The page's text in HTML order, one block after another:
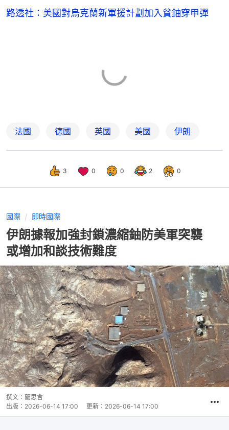
路透社：美國對烏克蘭新軍援計劃加入貧鈾穿甲彈
法國 德國 英國 美國 伊朗
3 0 0 2 0
國際 即時國際
伊朗據報加強封鎖濃縮鈾防美軍突襲
或增加和談技術難度
撰文： 藺思含
出版： 2026-06-14 17:00 更新： 2026-06-14 17:00